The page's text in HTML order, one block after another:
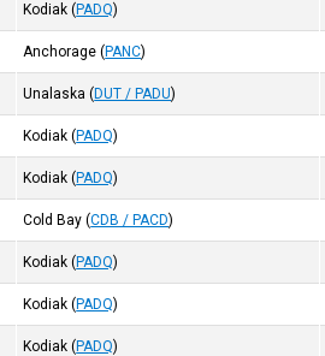
Kodiak (PADQ)
Anchorage (PANC)
Unalaska (DUT / PADU)
Kodiak (PADQ)
Kodiak (PADQ)
Cold Bay (CDB / PACD)
Kodiak (PADQ)
Kodiak (PADQ)
Kodiak (PADQ)